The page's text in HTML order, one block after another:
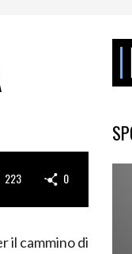
223 0
il cammino di